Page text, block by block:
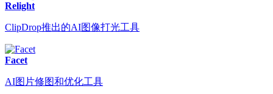
Relight
ClipDrop推出的AI图像打光工具
Facet
AI图片修图和优化工具